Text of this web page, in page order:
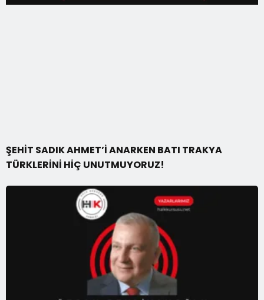
ŞEHİT SADIK AHMET’İ ANARKEN BATI TRAKYA
TÜRKLERİNİ HİÇ UNUTMUYORUZ!